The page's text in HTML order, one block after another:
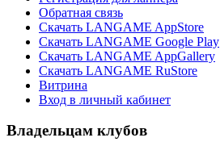
Обратная связь
Скачать LANGAME AppStore
Скачать LANGAME Google Play
Скачать LANGAME AppGallery
Скачать LANGAME RuStore
Витрина
Вход в личный кабинет
Владельцам клубов